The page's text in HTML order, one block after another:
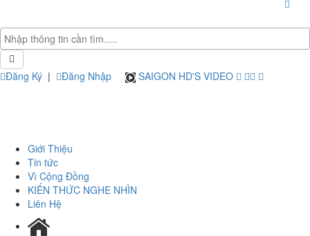
Đăng Ký | Đăng Nhập SAIGON HD'S VIDEO
Giới Thiệu
Tin tức
Vì Cộng Đồng
KIẾN THỨC NGHE NHÌN
Liên Hệ